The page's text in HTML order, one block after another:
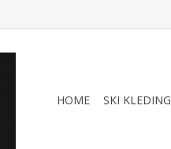
HOME SKI KLEDING